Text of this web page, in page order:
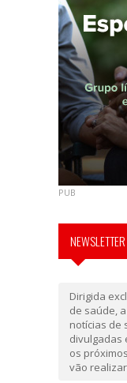
PUB
Dirigida
de saúde,
notícias de
divulgadas
os
vão